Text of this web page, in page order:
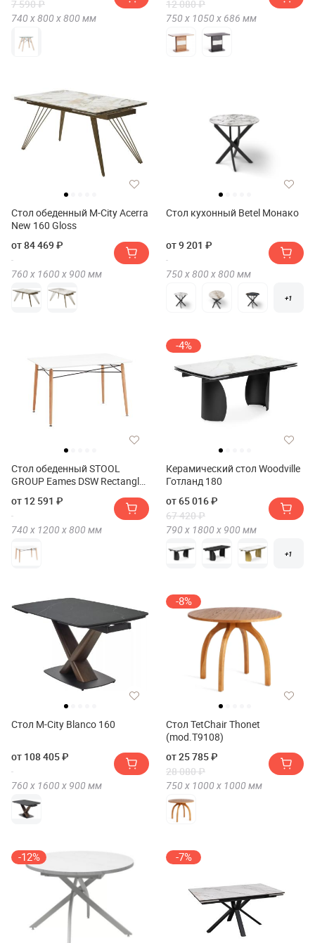
7 590 ₽
740 х800 х800 мм
12 080 ₽
750 х 1050 х 686 мм
Стол обеденный M-City Acerra
New 160 Gloss
от 84 469 ₽
760 х 1600 х 900 мм
Стол кухонный Betel Монако
от 9 201 ₽
750 х800 х800 мм
+1
Стол обеденный STOOL
GROUP Eames DSW Rectangle
от 12 591 ₽
740 х 1200 х800 мм
-4%
Керамический стол Woodville
Готланд 180
от 65 016 ₽
67 420 ₽
790 х 1800 х 900 мм
+1
Стол M-City Blanco 160
от 108 405 ₽
760 х 1600 х 900 мм
-8%
Стол TetChair Thonet
(mod.T9108)
от 25 785 ₽
28 080 ₽
750 х 1000 х 1000 мм
-12% -7%